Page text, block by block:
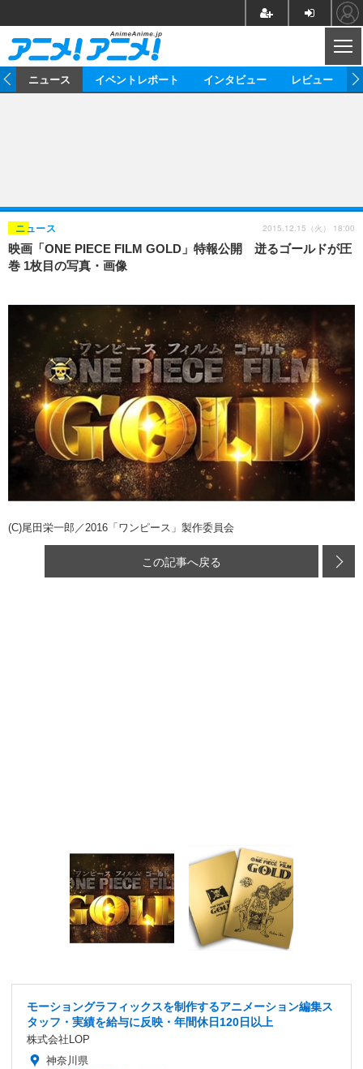
ゲーム グッズ
海外イベント ビジネス
俳優・タレント アーティスト
アニメ 実写
座談会
動画
アニメ！アニメ！TV ABEMA Cafe
ニュース イベントレポート インタビュー レビュー
映画「ONE PIECE FILM GOLD」特報公開 迸るゴールドが圧
巻 1枚目の写真・画像
ニュース 2015.12.15（火） 18:00
(C)尾田栄一郎／2016「ワンピース」製作委員会
この記事へ戻る
モーショングラフィックスを制作するアニメーション編集ス
タッフ・実績を給与に反映・年間休日120日以上
株式会社LOP
神奈川県